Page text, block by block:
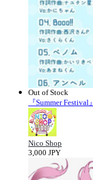
Out of Stock
『Summer Festival』
Nico Shop
3,000 JPY